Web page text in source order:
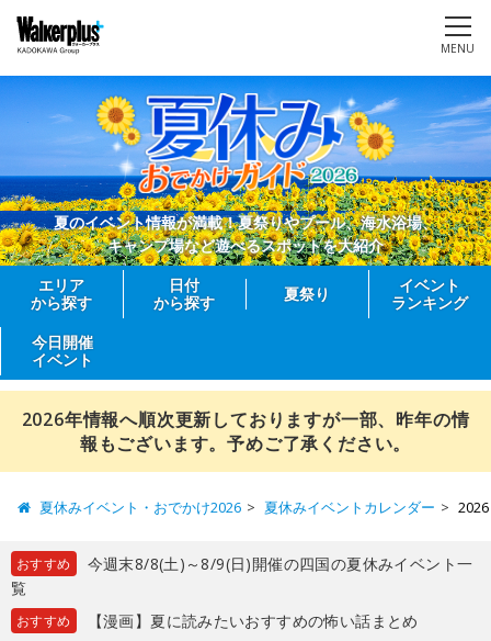
MENU
夏のイベント情報が満載！夏祭りやプール、海水浴場、
キャンプ場など遊べるスポットを大紹介
エリア
から探す
日付
から探す
夏祭り
イベント
ランキング
今日開催
イベント
2026年情報へ順次更新しておりますが一部、昨年の情
報もございます。予めご了承ください。
夏休みイベント・おでかけ2026 夏休みイベントカレンダー
おすすめ
今週末8/8(土)～8/9(日)開催の四国の夏休みイベント一
覧
おすすめ 【漫画】夏に読みたいおすすめの怖い話まとめ